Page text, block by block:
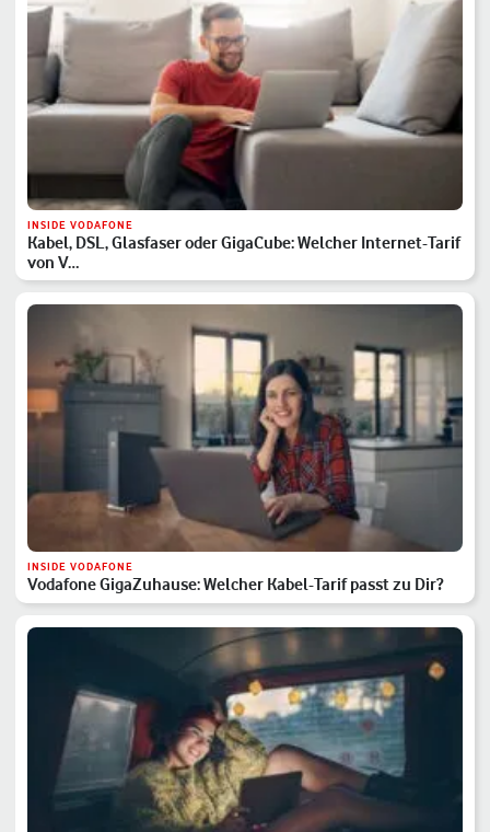
INSIDE VODAFONE
Kabel, DSL, Glasfaser oder GigaCube: Welcher Internet-Tarif
von V…
INSIDE VODAFONE
Vodafone GigaZuhause: Welcher Kabel-Tarif passt zu Dir?